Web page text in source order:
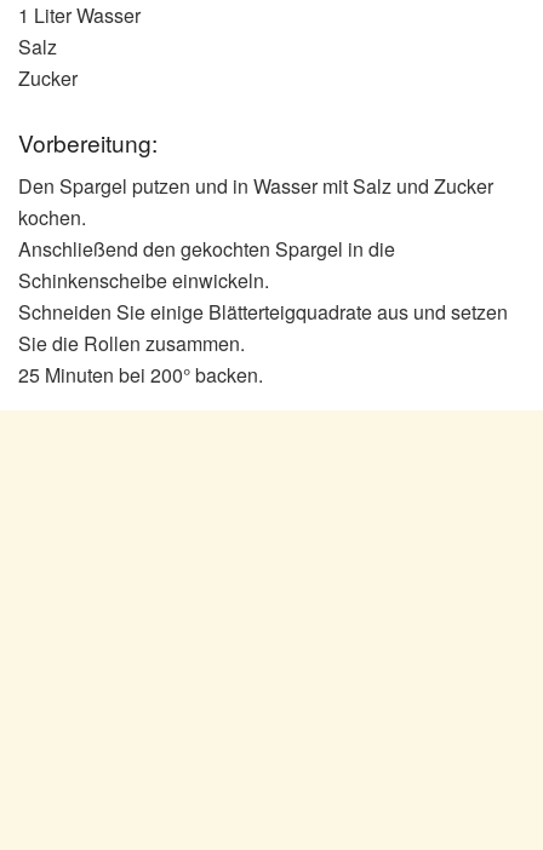
1 Liter Wasser
Salz
Zucker
Vorbereitung:
Den Spargel putzen und in Wasser mit Salz und Zucker
kochen.
Anschließend den gekochten Spargel in die
Schinkenscheibe einwickeln.
Schneiden Sie einige Blätterteigquadrate aus und setzen
Sie die Rollen zusammen.
25 Minuten bei 200° backen.